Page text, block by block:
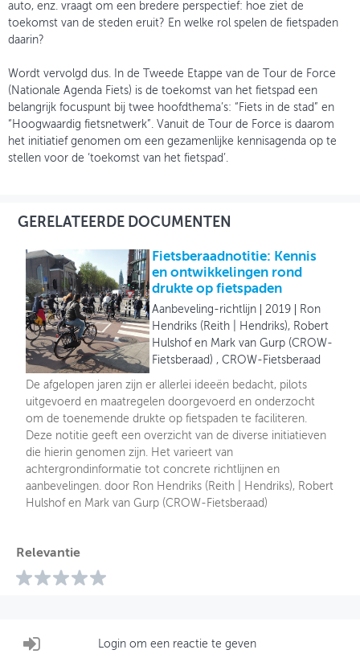
auto, enz. vraagt om een bredere perspectief: hoe ziet de
toekomst van de steden eruit? En welke rol spelen de fietspaden
daarin?
Wordt vervolgd dus. In de Tweede Etappe van de Tour de Force
(Nationale Agenda Fiets) is de toekomst van het fietspad een
belangrijk focuspunt bij twee hoofdthema’s: “Fiets in de stad” en
“Hoogwaardig fietsnetwerk”. Vanuit de Tour de Force is daarom
het initiatief genomen om een gezamenlijke kennisagenda op te
stellen voor de ‘toekomst van het fietspad’.
GERELATEERDE DOCUMENTEN
Fietsberaadnotitie: Kennis
en ontwikkelingen rond
drukte op fietspaden
Aanbeveling-richtlijn 2019
Ron
Hendriks (Reith | Hendriks), Robert
Hulshof en Mark van Gurp (CROW-
Fietsberaad) , CROW-Fietsberaad
De afgelopen jaren zijn er allerlei ideeën bedacht, pilots
uitgevoerd en maatregelen doorgevoerd en onderzocht
om de toenemende drukte op fietspaden te faciliteren.
Deze notitie geeft een overzicht van de diverse initiatieven
die hierin genomen zijn. Het varieert van
achtergrondinformatie tot concrete richtlijnen en
aanbevelingen. door Ron Hendriks (Reith | Hendriks), Robert
Hulshof en Mark van Gurp (CROW-Fietsberaad)
Relevantie
Login om een reactie te geven